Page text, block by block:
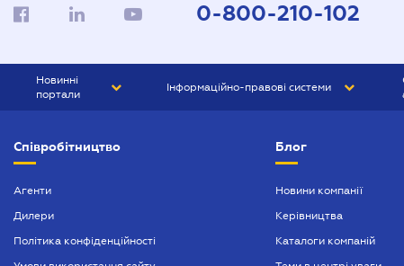
0-800-210-102
Новинні
портали
БІЗНЕС
Інформаційно-правові системи
БУХГАЛТЕР ПРОФ
Співробітництво
Агенти
Дилери
Політика конфіденційності
Блог
Новини компанії
Керівництва
Каталоги компаній